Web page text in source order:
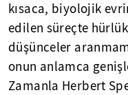
kısaca, biyolojik
edilen süreçte
düşünceler
onun anlamca
Zamanla Herbert